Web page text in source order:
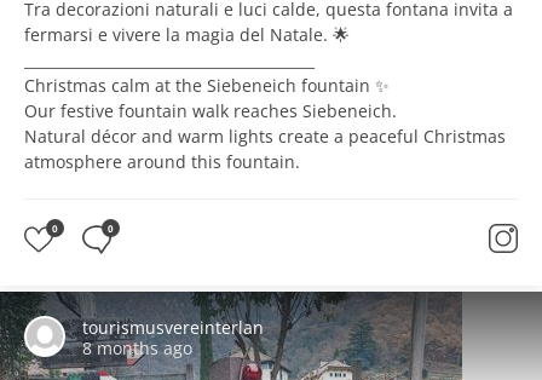
Tra decorazioni naturali e luci calde, questa fontana invita a
fermarsi e vivere la magia del Natale. 🌟
Christmas calm at the Siebeneich fountain ✨
Our festive fountain walk reaches Siebeneich.
Natural décor and warm lights create a peaceful Christmas
atmosphere around this fountain.
0 0
tourismusvereinterlan
8 months ago